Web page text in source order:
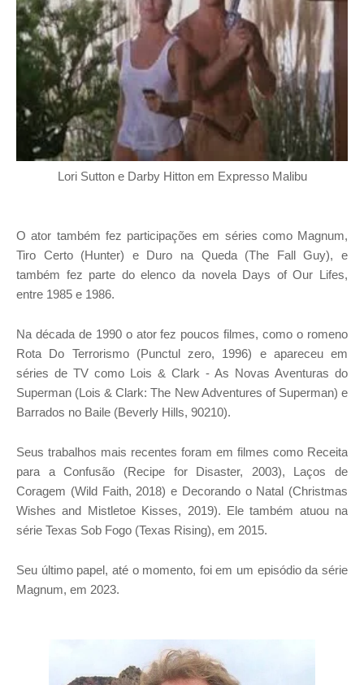
Lori Sutton e Darby Hitton em Expresso Malibu
O ator também fez participações em séries como Magnum,
Tiro Certo (Hunter) e Duro na Queda (The Fall Guy), e
também fez parte do elenco da novela Days of Our Lifes,
entre 1985 e 1986.
Na década de 1990 o ator fez poucos filmes, como o romeno
Rota Do Terrorismo (Punctul zero, 1996) e apareceu em
séries de TV como Lois & Clark - As Novas Aventuras do
Superman (Lois & Clark: The New Adventures of Superman) e
Barrados no Baile (Beverly Hills, 90210).
Seus trabalhos mais recentes foram em filmes como Receita
para a Confusão (Recipe for Disaster, 2003), Laços de
Coragem (Wild Faith, 2018) e Decorando o Natal (Christmas
Wishes and Mistletoe Kisses, 2019). Ele também atuou na
série Texas Sob Fogo (Texas Rising), em 2015.
Seu último papel, até o momento, foi em um episódio da série
Magnum, em 2023.